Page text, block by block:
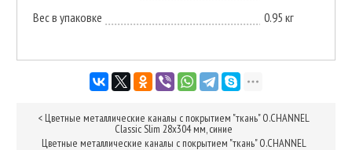
Вес в упаковке
0.95 кг
< Цветные металлические каналы с покрытием "ткань" O.CHANNEL
Classic Slim 28х304 мм, синие
Цветные металлические каналы с покрытием "ткань" O.CHANNEL